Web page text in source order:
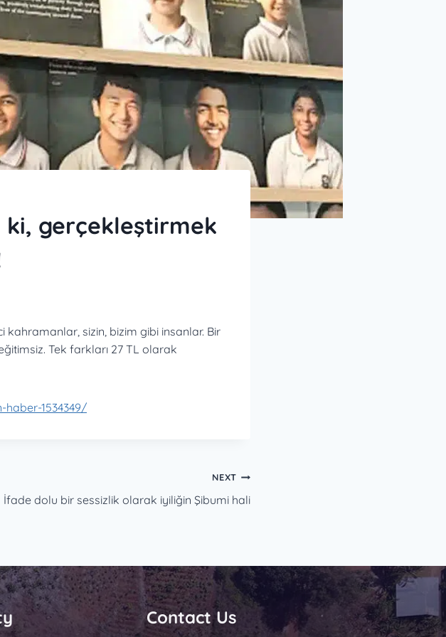
gerçekleştirmek
sizin, bizim gibi insanlar. Bir
eğitimsiz. Tek farkları 27 TL olarak
1534349/
NEXT
İfade dolu bir sessizlik olarak iyiliğin Şibumi hali
Contact Us